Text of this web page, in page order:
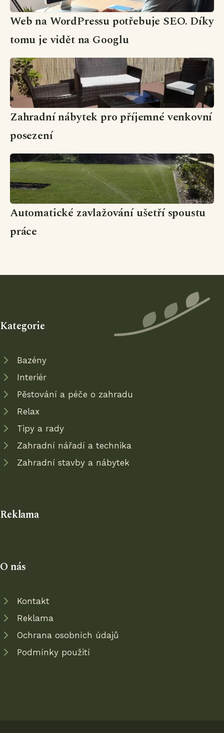
Web na WordPressu potřebuje SEO. Díky
tomu je vidět na Googlu
Zahradní nábytek pro příjemné venkovní
posezení
Automatické zavlažování ušetří spoustu
práce
Kategorie
Bazény
Interiér
Pěstování a péče o zahradu
Relax
Tipy a rady
Zahradní nářadí a technika
Zahradní stavby a nábytek
Reklama
O nás
Kontakt
Reklama
Ochrana osobních údajů
Podmínky použití